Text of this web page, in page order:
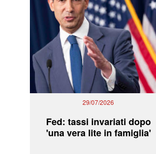
29/07/2026
Fed: tassi invariati dopo
'una vera lite in famiglia'